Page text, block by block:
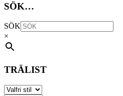
SÖK…
SÖK
×
TRÄLIST